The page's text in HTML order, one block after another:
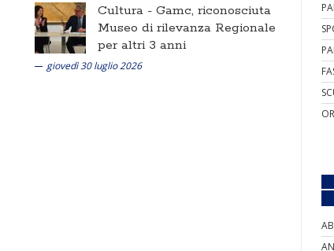
Cultura - Gamc, riconosciuta
Museo di rilevanza Regionale
per altri 3 anni
giovedì 30 luglio 2026